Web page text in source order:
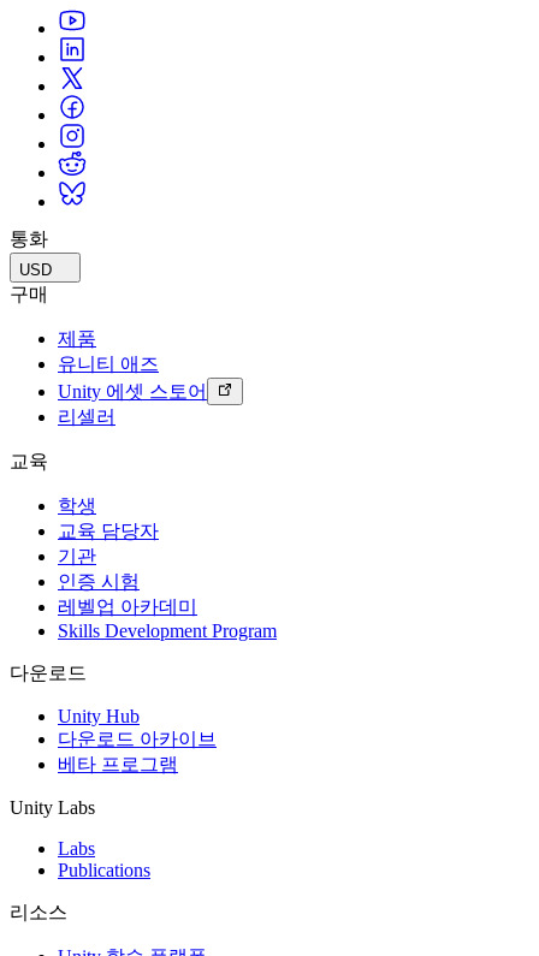
통화
USD
구매
제품
유니티 애즈
Unity 에셋 스토어
리셀러
교육
학생
교육 담당자
기관
인증 시험
레벨업 아카데미
Skills Development Program
다운로드
Unity Hub
다운로드 아카이브
베타 프로그램
Unity Labs
Labs
Publications
리소스